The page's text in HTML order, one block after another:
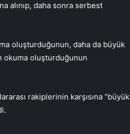
alınıp, daha sonra serbest
oluşturduğunun, daha da büyük
okuma oluşturduğunun
rakiplerinin karşısına “büyük